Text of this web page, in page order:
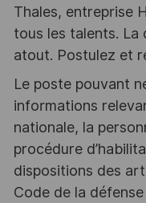
Thales, entreprise
tous les talents. La
atout. Postulez et
Le poste pouvant
informations
nationale, la
procédure
dispositions des
Code de la défense